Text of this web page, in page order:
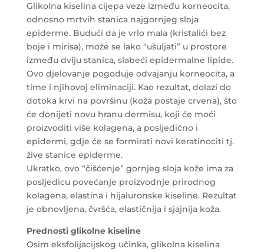
Glikolna kiselina cijepa veze između korneocita,
odnosno mrtvih stanica najgornjeg sloja
epiderme. Budući da je vrlo mala (kristalići bez
boje i mirisa), može se lako “ušuljati” u prostore
između dviju stanica, slabeći epidermalne lipide.
Ovo djelovanje pogoduje odvajanju korneocita, a
time i njihovoj eliminaciji. Kao rezultat, dolazi do
dotoka krvi na površinu (koža postaje crvena), što
će donijeti novu hranu dermisu, koji će moći
proizvoditi više kolagena, a posljedično i
epidermi, gdje će se formirati novi keratinociti tj.
žive stanice epiderme.
Ukratko, ovo “čišćenje” gornjeg sloja kože ima za
posljedicu povećanje proizvodnje prirodnog
kolagena, elastina i hijaluronske kiseline. Rezultat
je obnovljena, čvršća, elastičnija i sjajnija koža.
Prednosti glikolne kiseline
Osim eksfolijacijskog učinka, glikolna kiselina